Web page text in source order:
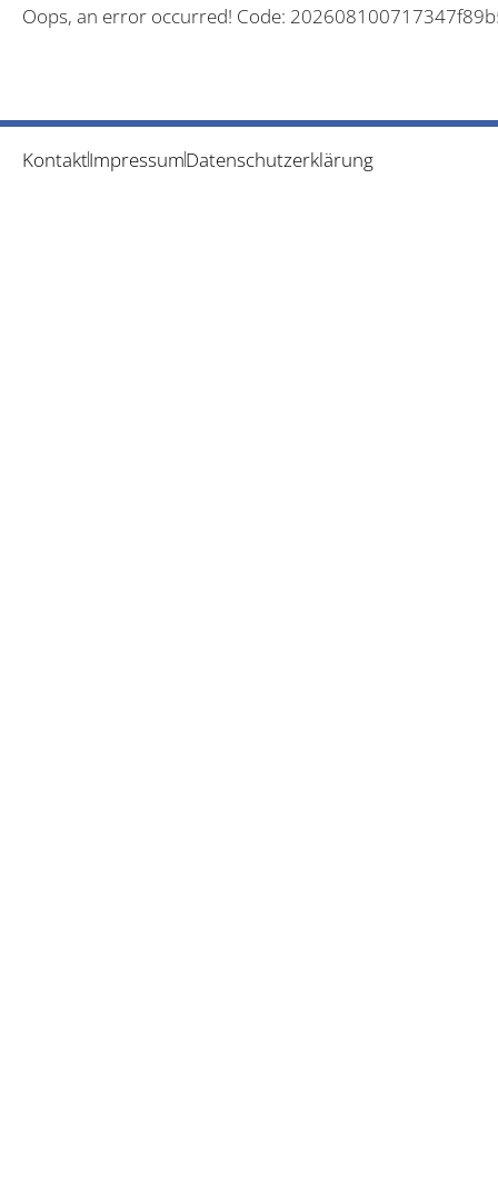
Oops, an error occurred! Code:
KontaktImpressumDatenschutzerklärung